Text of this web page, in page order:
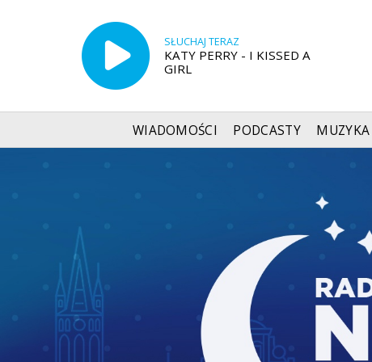
SŁUCHAJ TERAZ
KATY PERRY - I KISSED A
GIRL
WIADOMOŚCI PODCASTY MUZYKA